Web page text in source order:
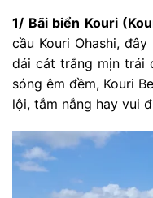
1/ Bãi biển Kouri
cầu Kouri Ohashi,
dải cát trắng mịn trải
sóng êm đềm, Kouri
lội, tắm nắng hay vui